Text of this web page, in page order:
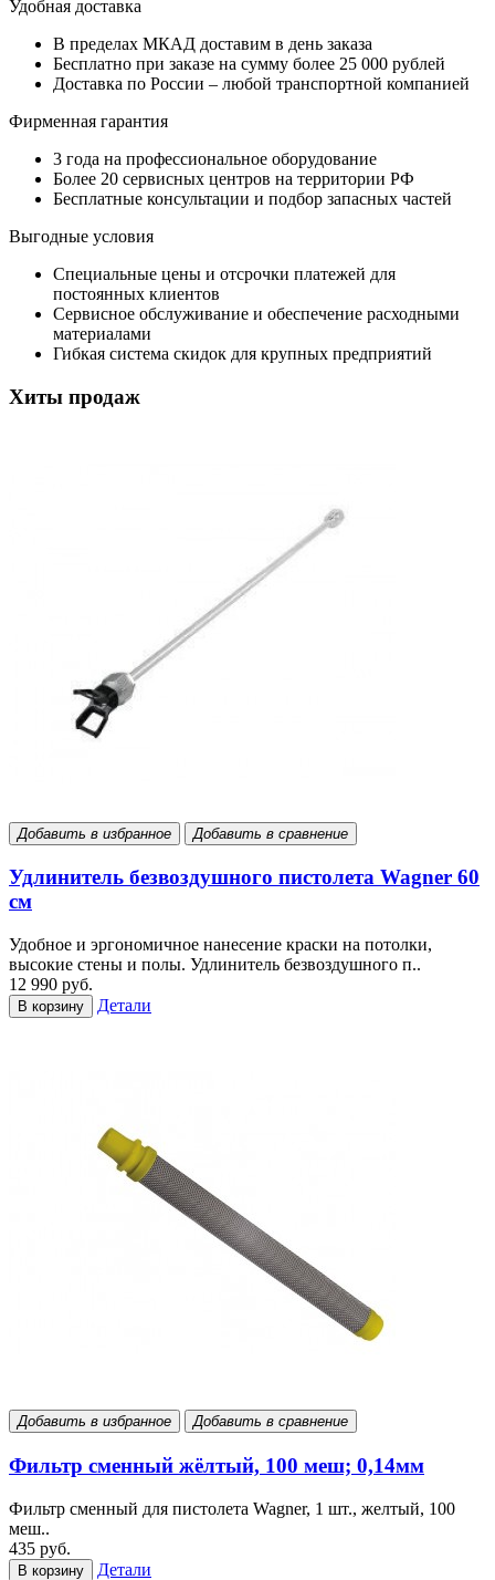
Удобная доставка
В пределах МКАД доставим в день заказа
Бесплатно при заказе на сумму более 25 000 рублей
Доставка по России – любой транспортной компанией
Фирменная гарантия
3 года на профессиональное оборудование
Более 20 сервисных центров на территории РФ
Бесплатные консультации и подбор запасных частей
Выгодные условия
Специальные цены и отсрочки платежей для
постоянных клиентов
Сервисное обслуживание и обеспечение расходными
материалами
Гибкая система скидок для крупных предприятий
Хиты продаж
Добавить в избранное Добавить в сравнение
Удлинитель безвоздушного пистолета Wagner 60
см
Удобное и эргономичное нанесение краски на потолки,
высокие стены и полы. Удлинитель безвоздушного п..
12 990 руб.
В корзину Детали
Добавить в избранное Добавить в сравнение
Фильтр сменный жёлтый, 100 меш; 0,14мм
Фильтр сменный для пистолета Wagner, 1 шт., желтый, 100
меш..
435 руб.
В корзину Детали